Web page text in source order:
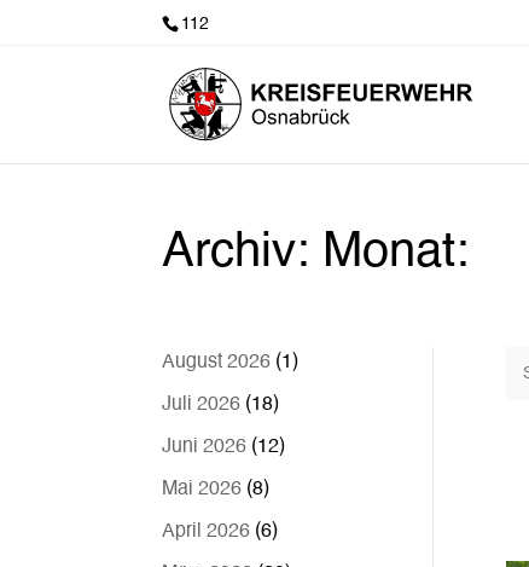
112
Archiv: Monat:
August 2026 (1)
Juli 2026 (18)
Juni 2026 (12)
Mai 2026 (8)
April 2026 (6)